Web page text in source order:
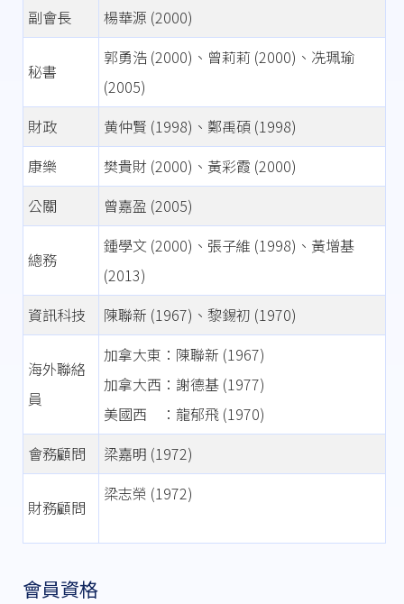
副會長
楊華源 (2000)
秘書
郭勇浩 (2000)、曾莉莉 (2000)、冼珮瑜
(2005)
財政
黄仲賢 (1998)、鄭禹碩 (1998)
康樂
樊貴財 (2000)、黃彩霞 (2000)
公關
曾嘉盈 (2005)
總務
鍾學文 (2000)、張子維 (1998)、黃增基
(2013)
資訊科技
陳聯新 (1967)、黎錫初 (1970)
海外聯絡
員
加拿大東：陳聯新 (1967)
加拿大西：謝德基 (1977)
美國西 ：龍郁飛 (1970)
會務顧問
梁嘉明 (1972)
財務顧問
梁志榮 (1972)
會員資格